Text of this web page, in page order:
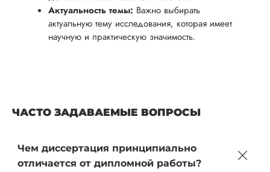
Актуальность темы: Важно выбирать
актуальную тему исследования, которая имеет
научную и практическую значимость.
ЧАСТО ЗАДАВАЕМЫЕ ВОПРОСЫ
Чем диссертация принципиально
отличается от дипломной работы?